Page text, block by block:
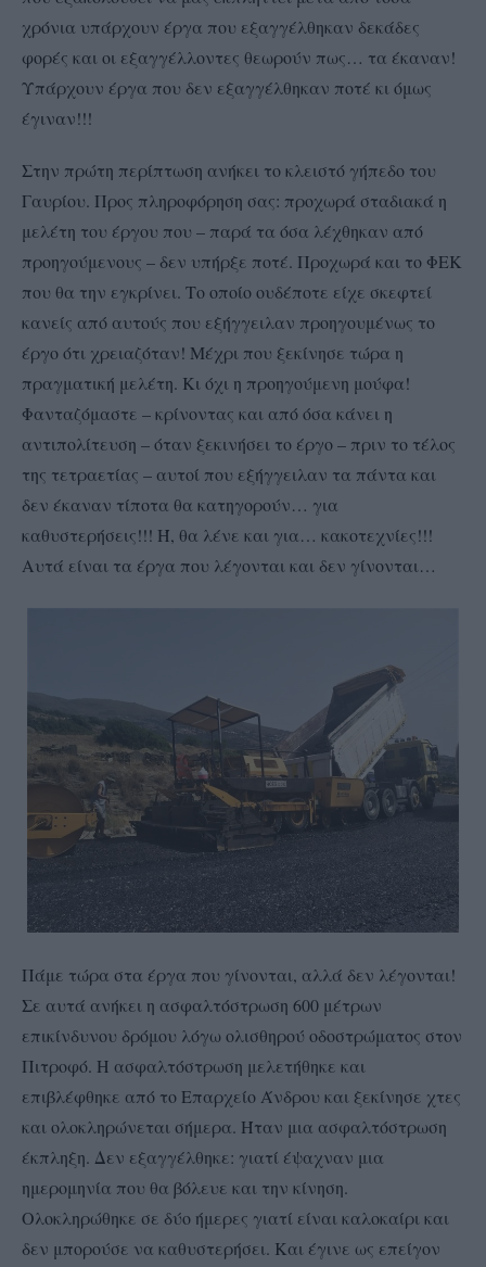
χρόνια υπάρχουν έργα που εξαγγέλθηκαν δεκάδες
φορές και οι εξαγγέλλοντες θεωρούν πως… τα έκαναν!
Υπάρχουν έργα που δεν εξαγγέλθηκαν ποτέ κι όμως
έγιναν!!!
Στην πρώτη περίπτωση ανήκει το κλειστό γήπεδο του
Γαυρίου. Προς πληροφόρηση σας: προχωρά σταδιακά η
μελέτη του έργου που – παρά τα όσα λέχθηκαν από
προηγούμενους – δεν υπήρξε ποτέ. Προχωρά και το ΦΕΚ
που θα την εγκρίνει. Το οποίο ουδέποτε είχε σκεφτεί
κανείς από αυτούς που εξήγγειλαν προηγουμένως το
έργο ότι χρειαζόταν! Μέχρι που ξεκίνησε τώρα η
πραγματική μελέτη. Κι όχι η προηγούμενη μούφα!
Φανταζόμαστε – κρίνοντας και από όσα κάνει η
αντιπολίτευση – όταν ξεκινήσει το έργο – πριν το τέλος
της τετραετίας – αυτοί που εξήγγειλαν τα πάντα και
δεν έκαναν τίποτα θα κατηγορούν… για
καθυστερήσεις!!! Ή, θα λένε και για… κακοτεχνίες!!!
Αυτά είναι τα έργα που λέγονται και δεν γίνονται…
Πάμε τώρα στα έργα που γίνονται, αλλά δεν λέγονται!
Σε αυτά ανήκει η ασφαλτόστρωση 600 μέτρων
επικίνδυνου δρόμου λόγω ολισθηρού οδοστρώματος στον
Πιτροφό. Η ασφαλτόστρωση μελετήθηκε και
επιβλέφθηκε από το Επαρχείο Άνδρου και ξεκίνησε χτες
και ολοκληρώνεται σήμερα. Ήταν μια ασφαλτόστρωση
έκπληξη. Δεν εξαγγέλθηκε: γιατί έψαχναν μια
ημερομηνία που θα βόλευε και την κίνηση.
Ολοκληρώθηκε σε δύο ήμερες γιατί είναι καλοκαίρι και
δεν μπορούσε να καθυστερήσει. Και έγινε ως επείγον